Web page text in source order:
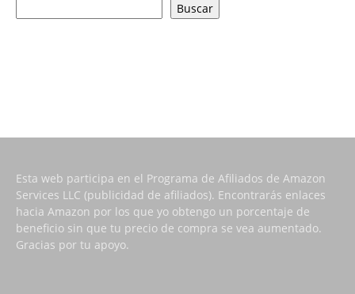
Buscar
Esta web participa en el Programa de Afiliados de Amazon
Services LLC (publicidad de afiliados). Encontrarás enlaces
hacia Amazon por los que yo obtengo un porcentaje de
beneficio sin que tu precio de compra se vea aumentado.
Gracias por tu apoyo.